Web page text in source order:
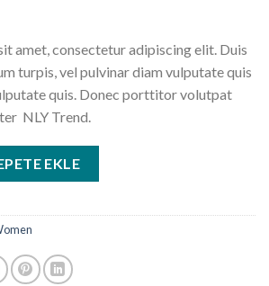
amet, consectetur adipiscing elit. Duis
turpis, vel pulvinar diam vulputate quis
quis. Donec porttitor volutpat
NLY Trend.
EKLE